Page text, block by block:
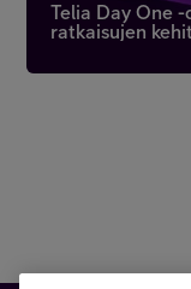
Telia Day One
ratkaisujen